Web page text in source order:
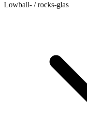
Lowball- / rocks-glas